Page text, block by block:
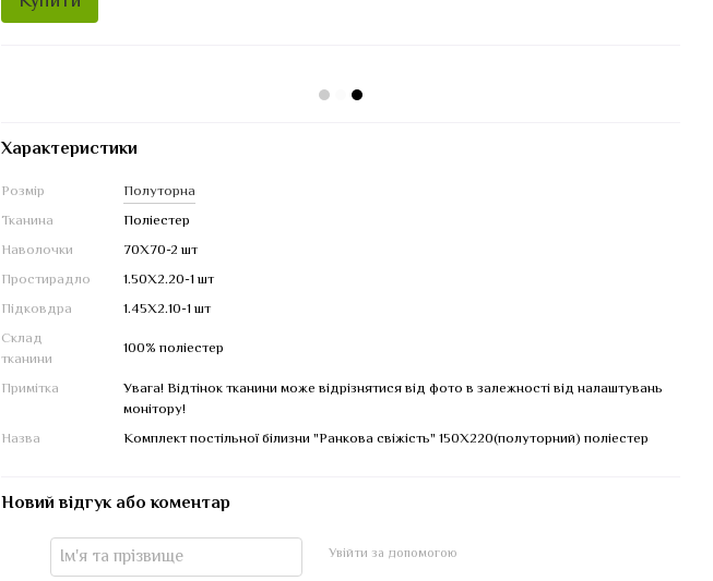
Характеристики
Розмір
Полуторна
Тканина
Поліестер
Наволочки
70Х70-2 шт
Простирадло
1.50Х2.20-1 шт
Підковдра
1.45Х2.10-1 шт
Склад
тканини
100% поліестер
Примітка
Увага! Відтінок тканини може відрізнятися від фото в залежності від налаштувань
монітору!
Назва
Комплект постільної білизни "Ранкова свіжість" 150Х220(полуторний) поліестер
Новий відгук або коментар
Увійти за допомогою